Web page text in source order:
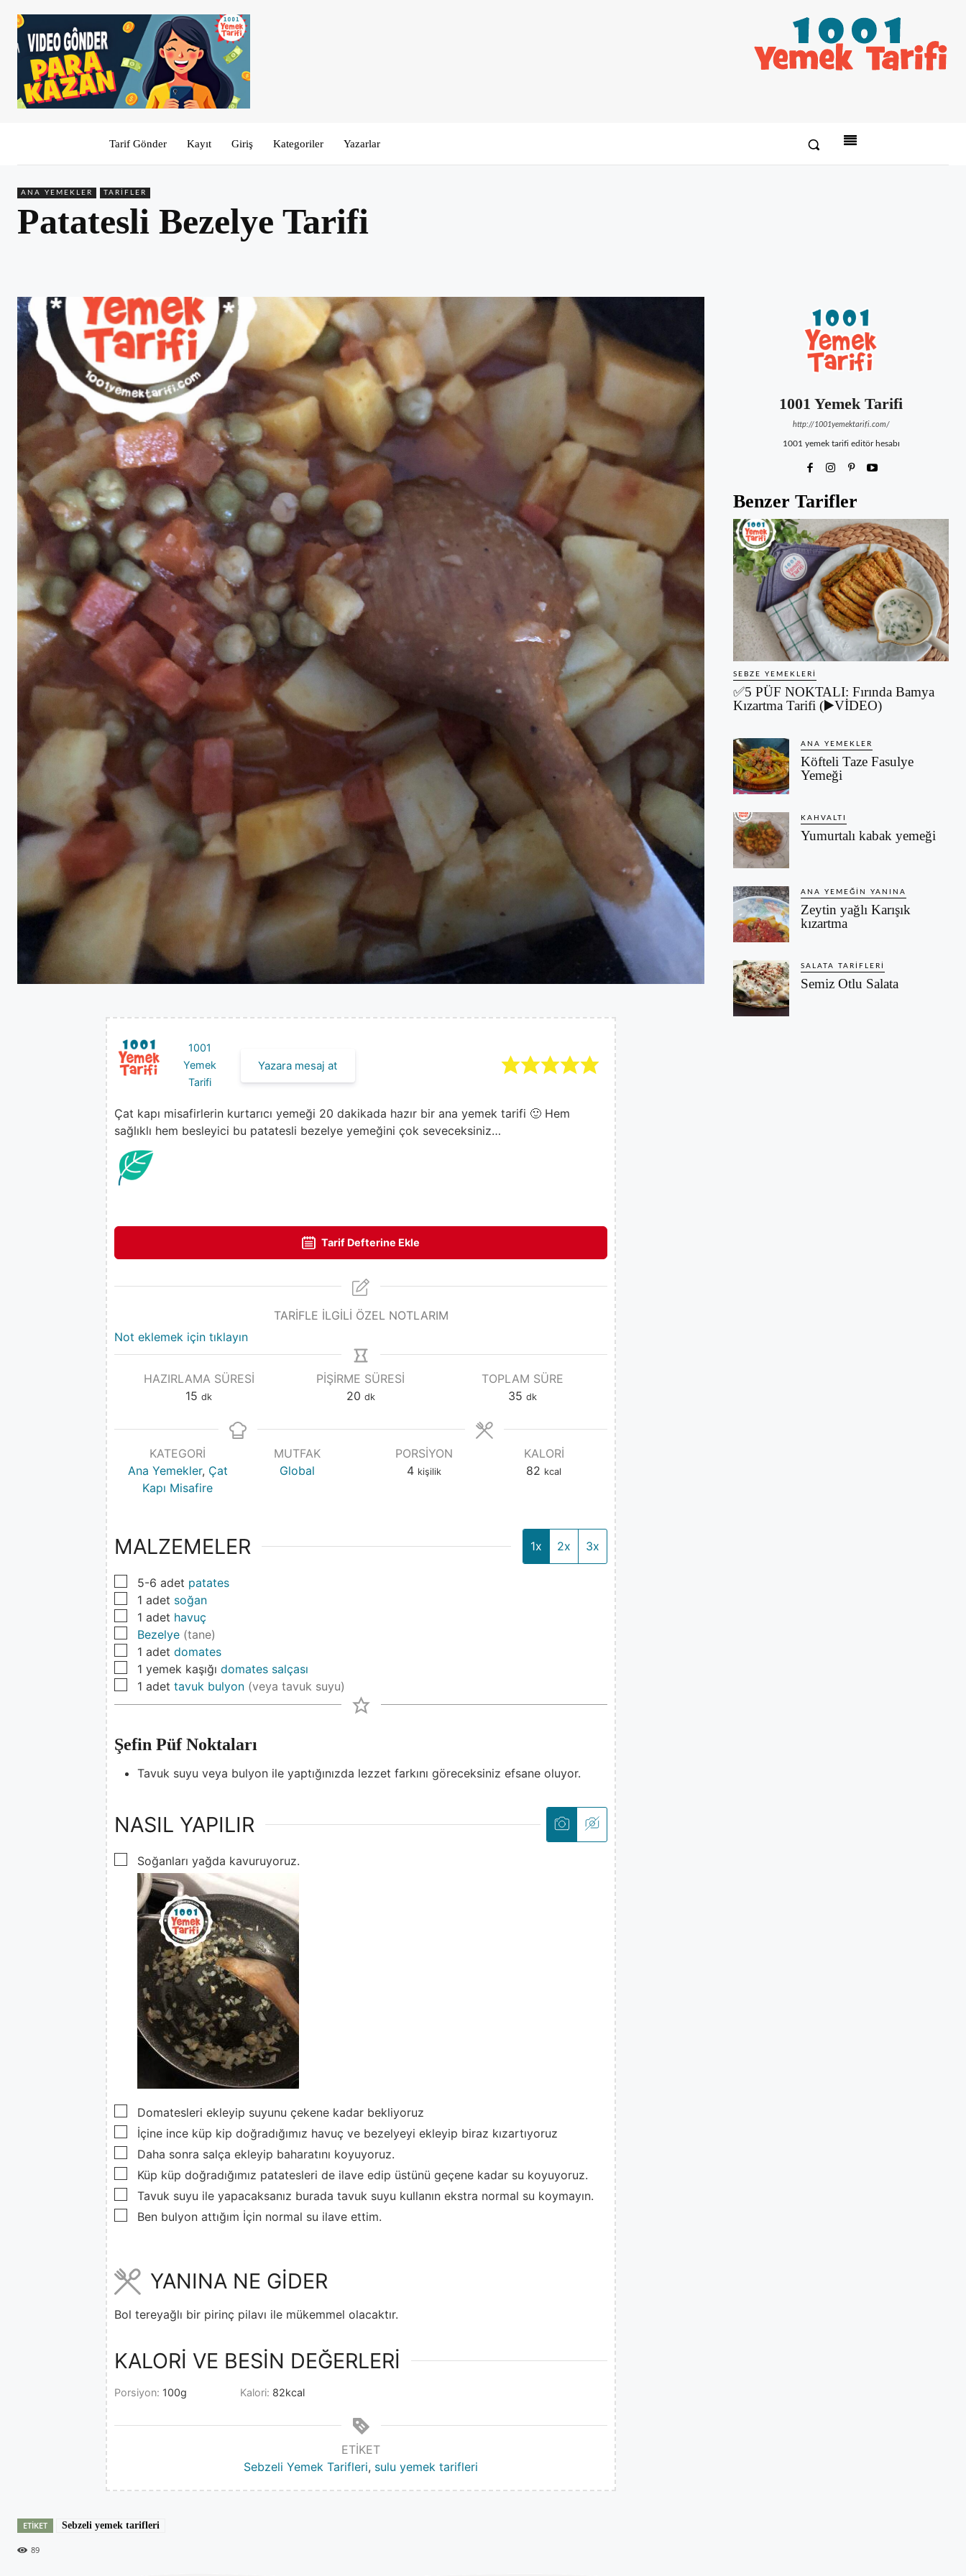
Tarif Gönder Kayıt Giriş Kategoriler Yazarlar
ANA YEMEKLER TARIFLER
Patatesli Bezelye Tarifi
1001
Yemek
Tarifi
Yazara mesaj at
Çat kapı misafirlerin kurtarıcı yemeği 20 dakikada hazır bir ana yemek tarifi 🙂 Hem
sağlıklı hem besleyici bu patatesli bezelye yemeğini çok seveceksiniz…
Tarif Defterine Ekle
TARİFLE İLGİLİ ÖZEL NOTLARIM
Not eklemek için tıklayın
HAZIRLAMA SÜRESI
15 dk
PIŞIRME SÜRESI
20 dk
TOPLAM SÜRE
35 dk
KATEGORI
Ana Yemekler, Çat
Kapı Misafire
MUTFAK
Global
PORSIYON
4 kişilik
KALORI
82 kcal
MALZEMELER 1x 2x 3x
▢
5-6 adet patates
▢
1 adet soğan
▢
1 adet havuç
▢
Bezelye (tane)
▢
1 adet domates
▢
1 yemek kaşığı domates salçası
▢
1 adet tavuk bulyon (veya tavuk suyu)
Şefin Püf Noktaları
Tavuk suyu veya bulyon ile yaptığınızda lezzet farkını göreceksiniz efsane oluyor.
NASIL YAPILIR
▢
Soğanları yağda kavuruyoruz.
▢
Domatesleri ekleyip suyunu çekene kadar bekliyoruz
▢
İçine ince küp kip doğradığımız havuç ve bezelyeyi ekleyip biraz kızartıyoruz
▢
Daha sonra salça ekleyip baharatını koyuyoruz.
▢
Küp küp doğradığımız patatesleri de ilave edip üstünü geçene kadar su koyuyoruz.
▢
Tavuk suyu ile yapacaksanız burada tavuk suyu kullanın ekstra normal su koymayın.
▢
Ben bulyon attığım İçin normal su ilave ettim.
YANINA NE GİDER
Bol tereyağlı bir pirinç pilavı ile mükemmel olacaktır.
KALORİ VE BESİN DEĞERLERİ
Porsiyon: 100g Kalori: 82kcal
ETIKET
Sebzeli Yemek Tarifleri, sulu yemek tarifleri
ETIKET Sebzeli yemek tarifleri
89
1001 Yemek Tarifi
http://1001yemektarifi.com/
1001 yemek tarifi editör hesabı
Benzer Tarifler
SEBZE YEMEKLERI
✅5 PÜF NOKTALI: Fırında Bamya
Kızartma Tarifi (▶️VİDEO)
ANA YEMEKLER
Köfteli Taze Fasulye
Yemeği
KAHVALTI
Yumurtalı kabak yemeği
ANA YEMEĞIN YANINA
Zeytin yağlı Karışık
kızartma
SALATA TARIFLERI
Semiz Otlu Salata